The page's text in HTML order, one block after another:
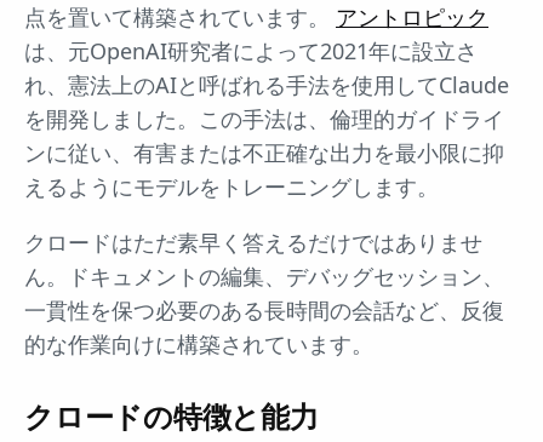
点を置いて構築されています。 アントロピック
は、元OpenAI研究者によって2021年に設立さ
れ、憲法上のAIと呼ばれる手法を使用してClaude
を開発しました。この手法は、倫理的ガイドライ
ンに従い、有害または不正確な出力を最小限に抑
えるようにモデルをトレーニングします。
クロードはただ素早く答えるだけではありませ
ん。ドキュメントの編集、デバッグセッション、
一貫性を保つ必要のある長時間の会話など、反復
的な作業向けに構築されています。
クロードの特徴と能力